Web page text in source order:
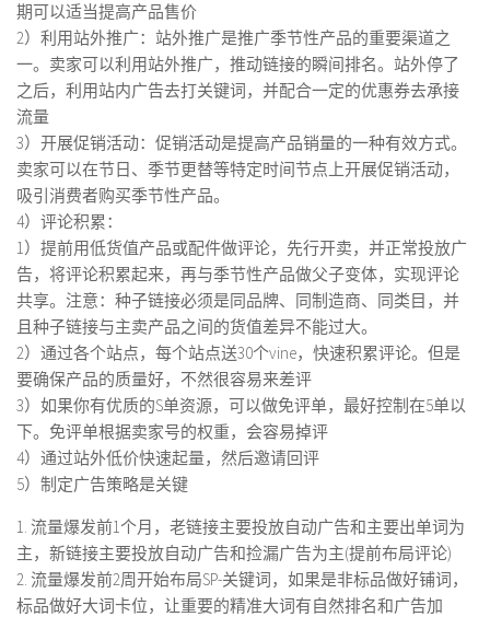
期可以适当提高产品售价
2）利用站外推广：站外推广是推广季节性产品的重要渠道之
一。卖家可以利用站外推广，推动链接的瞬间排名。站外停了
之后，利用站内广告去打关键词，并配合一定的优惠券去承接
流量
3）开展促销活动：促销活动是提高产品销量的一种有效方式。
卖家可以在节日、季节更替等特定时间节点上开展促销活动，
吸引消费者购买季节性产品。
4）评论积累：
1）提前用低货值产品或配件做评论，先行开卖，并正常投放广
告，将评论积累起来，再与季节性产品做父子变体，实现评论
共享。注意：种子链接必须是同品牌、同制造商、同类目，并
且种子链接与主卖产品之间的货值差异不能过大。
2）通过各个站点，每个站点送30个vine，快速积累评论。但是
要确保产品的质量好，不然很容易来差评
3）如果你有优质的S单资源，可以做免评单，最好控制在5单以
下。免评单根据卖家号的权重，会容易掉评
4）通过站外低价快速起量，然后邀请回评
5）制定广告策略是关键
1. 流量爆发前1个月，老链接主要投放自动广告和主要出单词为
主，新链接主要投放自动广告和捡漏广告为主(提前布局评论)
2. 流量爆发前2周开始布局SP-关键词，如果是非标品做好铺词，
标品做好大词卡位，让重要的精准大词有自然排名和广告加